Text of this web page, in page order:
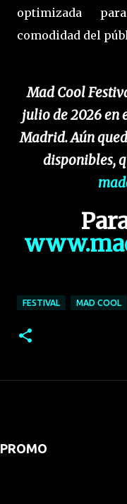
optimizada
comodidad del
Mad Cool
julio de 2026 en
Madrid. Aún
disponibles,
FESTIVAL MAD COOL
PROMO